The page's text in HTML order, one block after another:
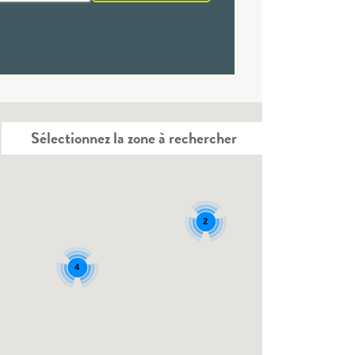
Sélectionnez la zone à rechercher
2
4